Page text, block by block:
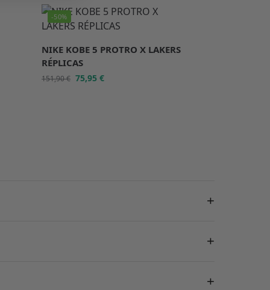
-50%
NIKE KOBE 5 PROTRO X LAKERS
RÉPLICAS
151,90€ 75,95€
+
+
+